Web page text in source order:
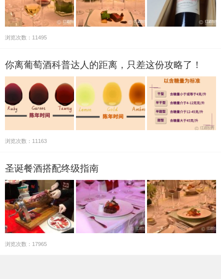
浏览次数：11495
你离葡萄酒科普达人的距离，只差这份攻略了！
浏览次数：11163
圣诞餐酒搭配终级指南
浏览次数：17965